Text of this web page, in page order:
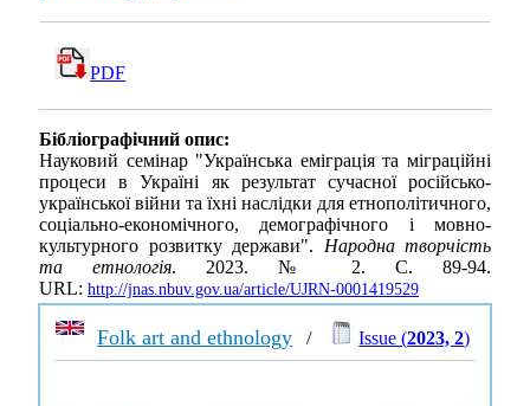
PDF
Бібліографічний опис:
Науковий семінар "Українська еміграція та міграційні
процеси в Україні як результат сучасної російсько-
української війни та їхні наслідки для етнополітичного,
соціально-економічного, демографічного і мовно-
культурного розвитку держави". Народна творчість
та етнологія. 2023. № 2. С. 89-94.
URL: http://jnas.nbuv.gov.ua/article/UJRN-0001419529
Folk art and ethnology / Issue (2023, 2)